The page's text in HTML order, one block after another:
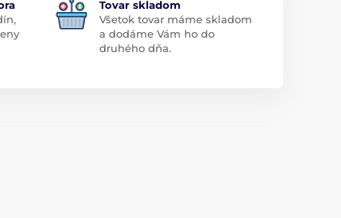
Tovar skladom
Všetok tovar máme skladom
a dodáme Vám ho do
druhého dňa.